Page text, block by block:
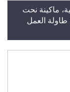
ماكينة نحت
طاولة العمل